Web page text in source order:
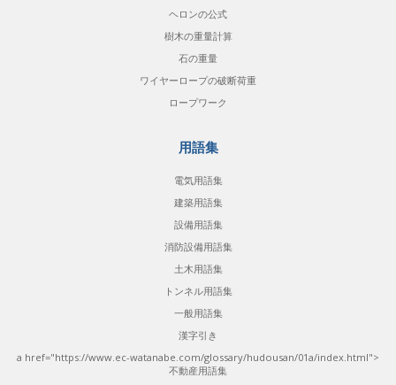
ヘロンの公式
樹木の重量計算
石の重量
ワイヤーロープの破断荷重
ロープワーク
用語集
電気用語集
建築用語集
設備用語集
消防設備用語集
土木用語集
トンネル用語集
一般用語集
漢字引き
a href="https://www.ec-watanabe.com/glossary/hudousan/01a/index.html">
不動産用語集